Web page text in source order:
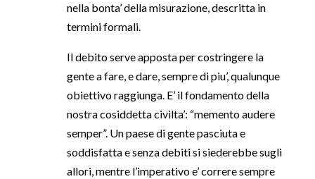
nella bonta’ della misurazione, descritta in
termini formali.
Il debito serve apposta per costringere la
gente a fare, e dare, sempre di piu’, qualunque
obiettivo raggiunga. E’ il fondamento della
nostra cosiddetta civilta’: “memento audere
semper”. Un paese di gente pasciuta e
soddisfatta e senza debiti si siederebbe sugli
allori, mentre l’imperativo e’ correre sempre